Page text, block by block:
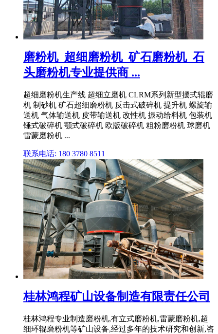
磨粉机_超细磨粉机_矿石磨粉机_石
头磨粉机专业提供商 ...
超细磨粉机生产线 超细立磨机 CLRM系列新型摆式辊磨
机 制砂机 矿石超细磨粉机 反击式破碎机 提升机 螺旋输
送机 气体输送机 皮带输送机 改性机 振动给料机 包装机
锤式破碎机 颚式破碎机 欧版破碎机 粗粉磨粉机 球磨机
雷蒙磨粉机 ...
联系电话: 180 3780 8511
桂林鸿程矿山设备制造有限责任公司
桂林鸿程专业制造磨粉机,有立式磨粉机,雷蒙磨粉机,超
细环辊磨粉机等矿山设备,经过多年的技术研究和创新,咨